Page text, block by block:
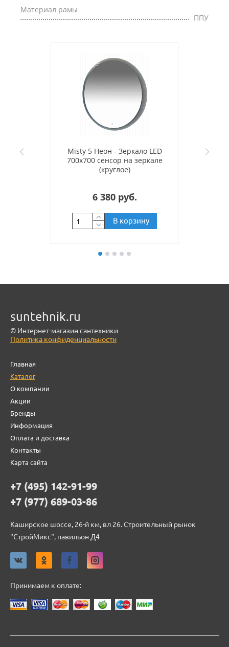
Материал рамы
ППУ
Misty 5 Неон - Зеркало LED
700х700 сенсор на зеркале
(круглое)
6 380 руб.
В корзину
suntehnik.ru
© Интернет-магазин сантехники
Политика конфиденциальности
Главная
Каталог
О компании
Акции
Бренды
Информация
Оплата и доставка
Контакты
Карта сайта
+7 (495) 142-91-99
+7 (977) 689-03-86
Каширское шоссе, 26-й км, вл 26. Строительный рынок
"СтройМикс", павильон Д4
Принимаем к оплате: